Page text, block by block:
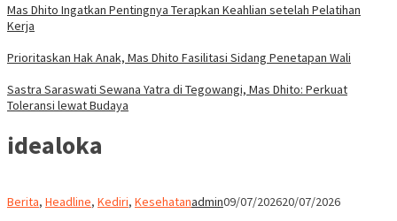
Mas Dhito Ingatkan Pentingnya Terapkan Keahlian setelah Pelatihan
Kerja
Prioritaskan Hak Anak, Mas Dhito Fasilitasi Sidang Penetapan Wali
Sastra Saraswati Sewana Yatra di Tegowangi, Mas Dhito: Perkuat
Toleransi lewat Budaya
idealoka
Berita, Headline, Kediri, Kesehatanadmin09/07/202620/07/2026